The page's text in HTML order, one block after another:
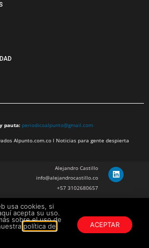
pauta: periodicoalpunto@gmail.com
Alpunto.com.co l Noticias para gente despierta
Alejandro Castillo
info@alejandrocastillo.co
+57 3102680657
Julian Barragan Verano
julbarg@gmail.com
+57 312 308 9218
usa cookies, si
acepta su uso.
sobre el uso de
política de
ACEPTAR